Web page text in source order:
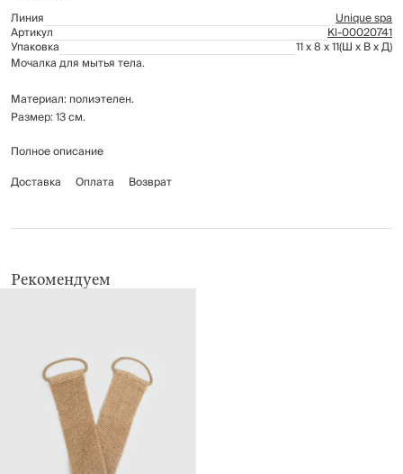
Линия
Unique spa
Артикул Kl-00020741
Упаковка 11 x 8 x 11(Ш x В x Д)
Мочалка для мытья тела.
Материал: полиэтелен.
Размер: 13 см.
Срок службы зависит от частоты использования, но рекомендуется
Полное описание
Доставка
Оплата Возврат
Рекомендуем